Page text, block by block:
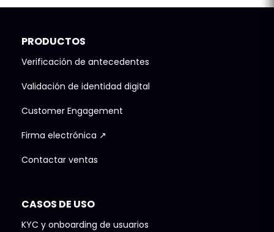
PRODUCTOS
Verificación de antecedentes
Validación de identidad digital
Customer Engagement
Firma electrónica ↗
Contactar ventas
CASOS DE USO
KYC y onboarding de usuarios